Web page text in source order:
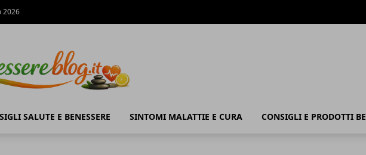
2026
SALUTE E BENESSERE SINTOMI MALATTIE E CURA CONSIGLI E PRODOTTI